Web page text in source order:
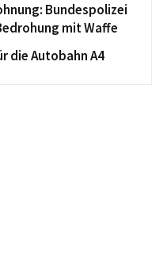
Bundespolizei
mit Waffe
die Autobahn A4